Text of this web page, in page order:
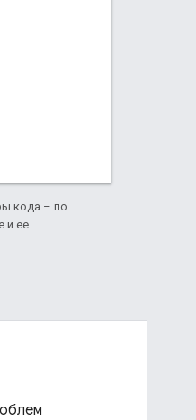
кода – по
и ее